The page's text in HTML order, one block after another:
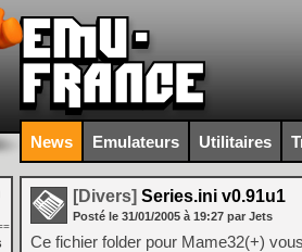
News Emulateurs Utilitaires
[Divers] Series.ini v0.91u1
Posté le 31/01/2005 à 19:27 par Jets
Ce fichier folder pour Mame32(+)